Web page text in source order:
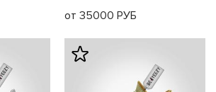
от 35000 РУБ